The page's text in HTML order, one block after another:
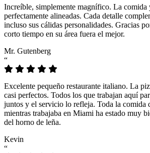
Increíble, simplemente magnífico. La comida
perfectamente alineadas. Cada detalle
incluso sus cálidas personalidades. Gracias
corto tiempo en su área fuera el mejor.
Mr. Gutenberg
“
Excelente pequeño restaurante italiano. La
casi perfectos. Todos los que trabajan aquí
juntos y el servicio lo refleja. Toda la comida
mientras trabajaba en Miami ha estado muy
del horno de leña.
Kevin
“